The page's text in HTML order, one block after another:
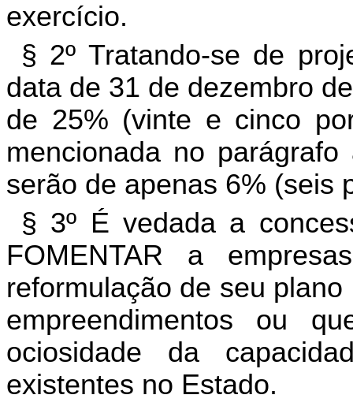
exercício.
§ 2º Tratando-se de
data de 31 de dezembro
de 25% (vinte e cinco
mencionada no
serão de apenas 6% (seis
§ 3º É vedada a
FOMENTAR a
reformulação de seu
empreendimentos ou
ociosidade da
existentes no Estado.